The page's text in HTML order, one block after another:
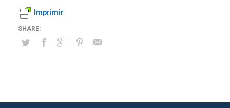
Imprimir